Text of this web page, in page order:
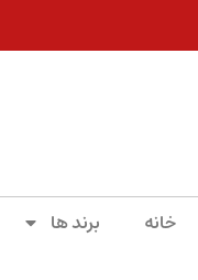
خانه برند ها